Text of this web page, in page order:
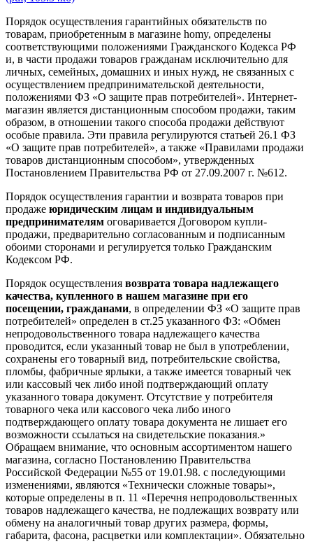
Порядок осуществления гарантийных обязательств по
товарам, приобретенным в магазине homy, определены
соответствующими положениями Гражданского Кодекса РФ
и, в части продажи товаров гражданам исключительно для
личных, семейных, домашних и иных нужд, не связанных с
осуществлением предпринимательской деятельности,
положениями ФЗ «О защите прав потребителей». Интернет-
магазин является дистанционным способом продажи, таким
образом, в отношении такого способа продажи действуют
особые правила. Эти правила регулируются статьей 26.1 ФЗ
«О защите прав потребителей», а также «Правилами продажи
товаров дистанционным способом», утвержденных
Постановлением Правительства РФ от 27.09.2007 г. №612.
Порядок осуществления гарантии и возврата товаров при
продаже юридическим лицам и индивидуальным
предпринимателям оговаривается Договором купли-
продажи, предварительно согласованным и подписанным
обоими сторонами и регулируется только Гражданским
Кодексом РФ.
Порядок осуществления возврата товара надлежащего
качества, купленного в нашем магазине при его
посещении, гражданами, в определении ФЗ «О защите прав
потребителей» определен в ст.25 указанного ФЗ: «Обмен
непродовольственного товара надлежащего качества
проводится, если указанный товар не был в употреблении,
сохранены его товарный вид, потребительские свойства,
пломбы, фабричные ярлыки, а также имеется товарный чек
или кассовый чек либо иной подтверждающий оплату
указанного товара документ. Отсутствие у потребителя
товарного чека или кассового чека либо иного
подтверждающего оплату товара документа не лишает его
возможности ссылаться на свидетельские показания.»
Обращаем внимание, что основным ассортиментом нашего
магазина, согласно Постановлению Правительства
Российской Федерации №55 от 19.01.98. с последующими
изменениями, являются «Технически сложные товары»,
которые определены в п. 11 «Перечня непродовольственных
товаров надлежащего качества, не подлежащих возврату или
обмену на аналогичный товар других размера, формы,
габарита, фасона, расцветки или комплектации». Обязательно